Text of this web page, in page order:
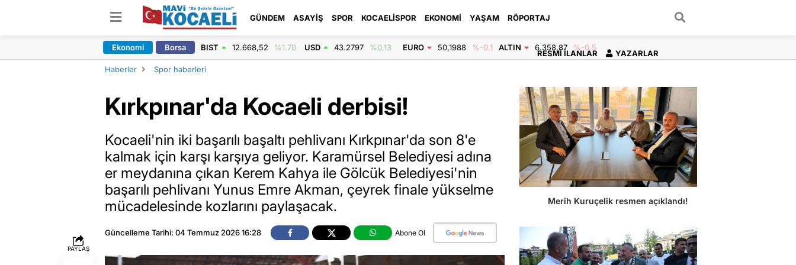
GÜNDEM ASAYIŞ SPOR KOCAELISPOR EKONOMI YAŞAM RÖPORTAJ
RESMI İLANLAR YAZARLAR
Ekonomi Borsa BIST 12.668,52 %1.70 USD 43.2797 %0,13 EURO 50,1988 %-0.1 ALTIN 6.358,87 %-0.5
Haberler Spor haberleri
PAYLAŞ
Kırkpınar'da Kocaeli derbisi!
Kocaeli'nin iki başarılı başaltı pehlivanı Kırkpınar'da son 8'e
kalmak için karşı karşıya geliyor. Karamürsel Belediyesi adına
er meydanına çıkan Kerem Kahya ile Gölcük Belediyesi'nin
başarılı pehlivanı Yunus Emre Akman, çeyrek finale yükselme
mücadelesinde kozlarını paylaşacak.
Güncelleme Tarihi: 04 Temmuz 2026 16:28 Abone Ol
Merih Kuruçelik resmen açıklandı!